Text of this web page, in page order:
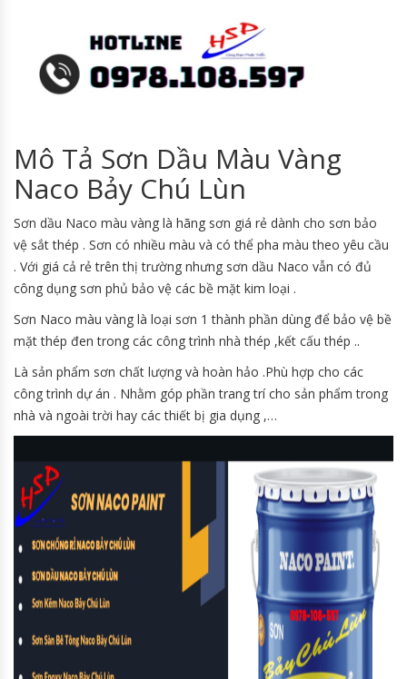
Mô Tả Sơn Dầu Màu Vàng
Naco Bảy Chú Lùn
Sơn dầu Naco màu vàng là hãng sơn giá rẻ dành cho sơn bảo
vệ sắt thép . Sơn có nhiều màu và có thể pha màu theo yêu cầu
. Với giá cả rẻ trên thị trường nhưng sơn dầu Naco vẫn có đủ
công dụng sơn phủ bảo vệ các bề mặt kim loại .
Sơn Naco màu vàng là loại sơn 1 thành phần dùng để bảo vệ bề
mặt thép đen trong các công trình nhà thép ,kết cấu thép ..
Là sản phẩm sơn chất lượng và hoàn hảo .Phù hợp cho các
công trình dự án . Nhằm góp phần trang trí cho sản phẩm trong
nhà và ngoài trời hay các thiết bị gia dụng ,…